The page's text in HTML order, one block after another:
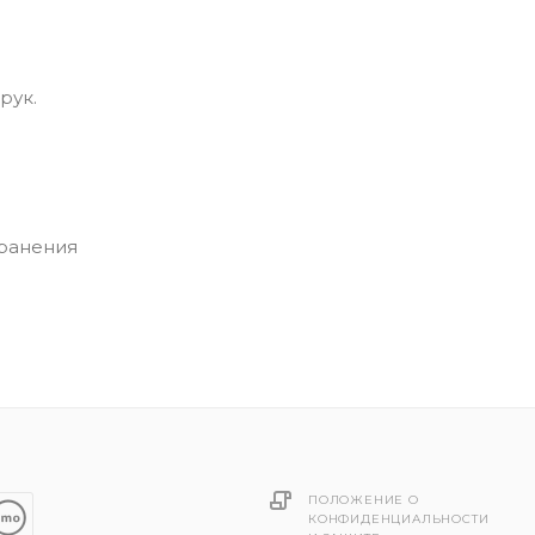
ПОЛОЖЕНИЕ О
КОНФИДЕНЦИАЛЬНОСТИ